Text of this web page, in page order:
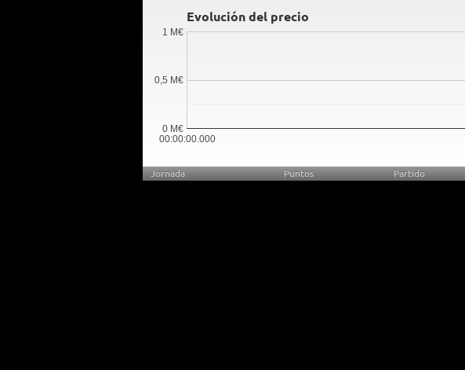
Evolución del precio
00:00:00.000
0 M€
0,5 M€
1 M€
Jornada Puntos Partido